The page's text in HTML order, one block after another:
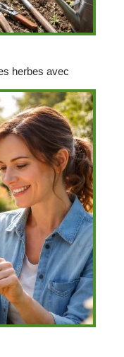
herbes avec